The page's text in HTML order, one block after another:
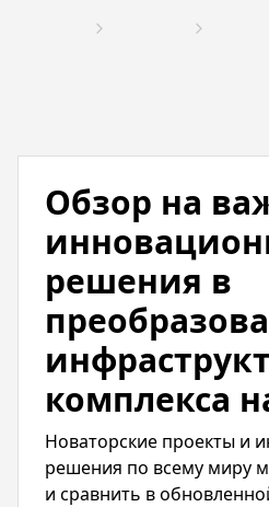
Обзор на
решения в
комплекса
Новаторские проекты и
решения по всему миру
и сравнить в